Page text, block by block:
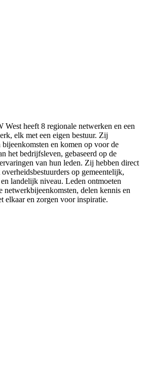
heeft 8 regionale netwerken en een
elk met een eigen bestuur. Zij
bijeenkomsten en komen op voor de
het bedrijfsleven, gebaseerd op de
van hun leden. Zij hebben direct
op gemeentelijk,
landelijk niveau. Leden ontmoeten
netwerkbijeenkomsten, delen kennis en
elkaar en zorgen voor inspiratie.